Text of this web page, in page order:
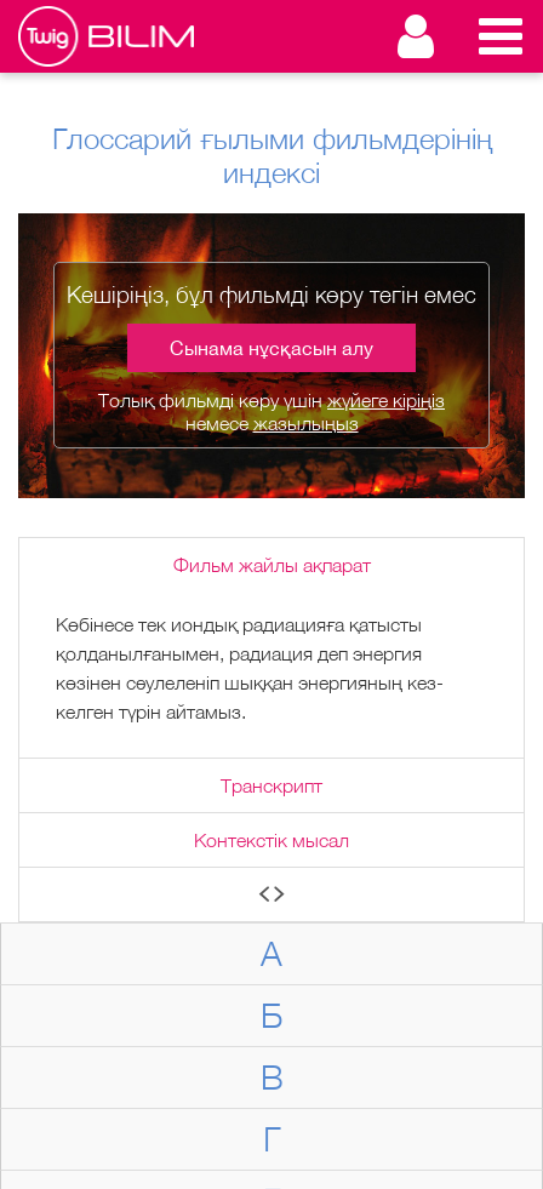
Глоссарий ғылыми фильмдерінің
индексі
А
Б
В
Г
Кешіріңіз, бұл фильмді көру тегін емес
Сынама нұсқасын алу
Толық фильмді көру үшінжүйеге кіріңіз
немесежазылыңыз
Фильм жайлы ақпарат
Көбінесе тек иондық радиацияға қатысты
қолданылғанымен, радиация деп энергия
көзінен сәулеленіп шыққан энергияның кез-
келген түрін айтамыз.
Транскрипт
Контекстік мысал